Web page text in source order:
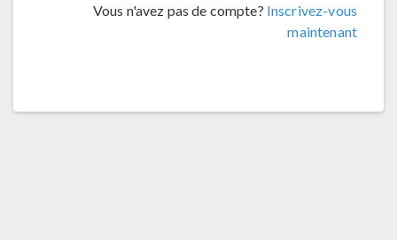
Vous n'avez pas de compte? Inscrivez-vous
maintenant